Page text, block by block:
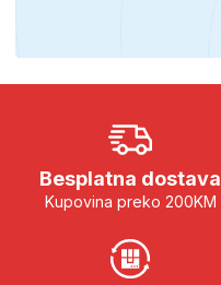
Besplatna dostava
Kupovina preko 200KM